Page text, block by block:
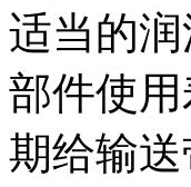
适当的
部件使
期给输